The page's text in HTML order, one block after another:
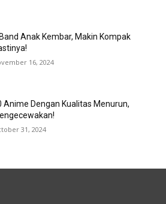
Anak Kembar, Makin Kompak
16, 2024
Anime Dengan Kualitas Menurun,
31, 2024